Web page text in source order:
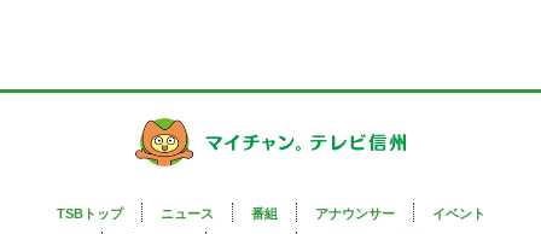
TSBトップ ニュース 番組 アナウンサー
イベント